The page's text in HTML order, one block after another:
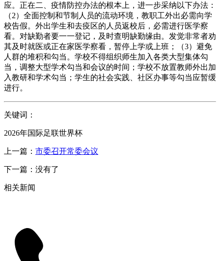
应。正在二、疫情防控办法的根本上，进一步采纳以下办法：
（2）全面控制和节制人员的流动环境，教职工外出必需向学
校告假。外出学生和去疫区的人员返校后，必需进行医学察
看。对缺勤者要一一登记，及时查明缺勤缘由。发觉非常者劝
其及时就医或正在家医学察看，暂停上学或上班；（3）避免
人群的堆积和勾当。学校不得组织师生加入各类大型集体勾
当，调整大型学术勾当和会议的时间；学校不放置教师外出加
入教研和学术勾当；学生的社会实践、社区办事等勾当应暂缓
进行。
关键词：
2026年国际足联世界杯
上一篇： 市委召开常委会议
下一篇：没有了
相关新闻